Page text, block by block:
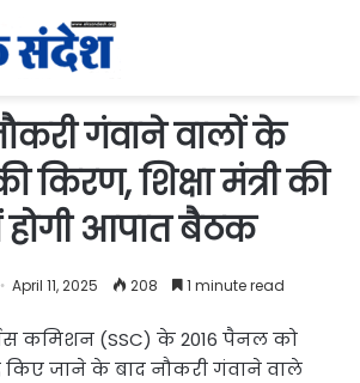
गंवाने वालों के
किरण, शिक्षा मंत्री की
होगी आपात बैठक
April 11, 2025 208 1 minute read
कमिशन (SSC) के 2016 पैनल को
किए जाने के बाद नौकरी गंवाने वाले